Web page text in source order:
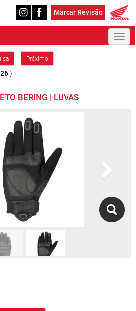
Marcar Revisão
Próximo
)
BERING | LUVAS